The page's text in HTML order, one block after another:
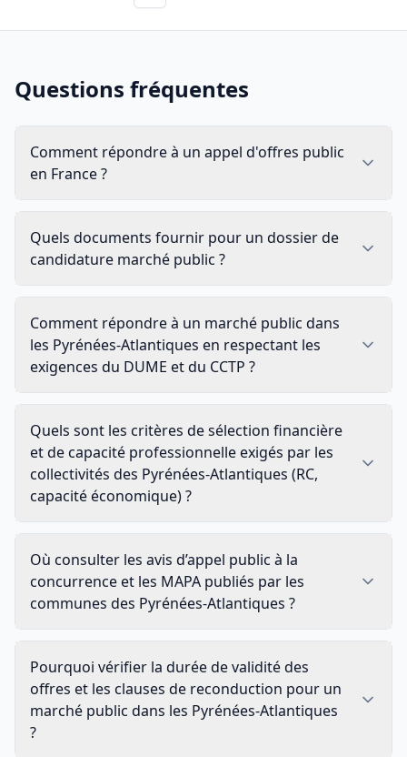
Questions fréquentes
Comment répondre à un appel d'offres public
en France ?
Quels documents fournir pour un dossier de
candidature marché public ?
Comment répondre à un marché public dans
les Pyrénées-Atlantiques en respectant les
exigences du DUME et du CCTP ?
Quels sont les critères de sélection financière
et de capacité professionnelle exigés par les
collectivités des Pyrénées-Atlantiques (RC,
capacité économique) ?
Où consulter les avis d’appel public à la
concurrence et les MAPA publiés par les
communes des Pyrénées-Atlantiques ?
Pourquoi vérifier la durée de validité des
offres et les clauses de reconduction pour un
marché public dans les Pyrénées-Atlantiques
?